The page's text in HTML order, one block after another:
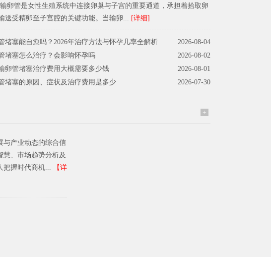
输卵管是女性生殖系统中连接卵巢与子宫的重要通道，承担着拾取卵
送受精卵至子宫腔的关键功能。当输卵... [详细]
2026-08-04
堵塞能自愈吗？2026年治疗方法与怀孕几率全解析
2026-08-02
堵塞怎么治疗？会影响怀孕吗
2026-08-01
卵管堵塞治疗费用大概需要多少钱
2026-07-30
堵塞的原因、症状及治疗费用是多少
+
与产业动态的综合信
慧、市场趋势分析及
把握时代商机...
【详